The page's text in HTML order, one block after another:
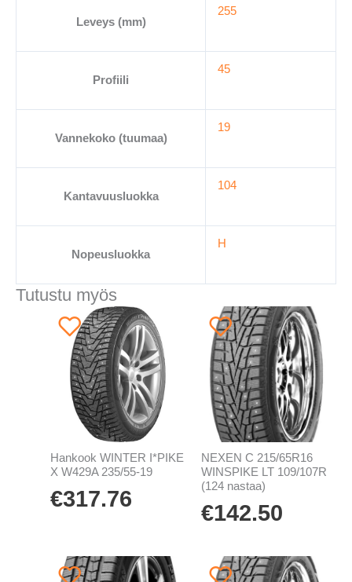
Leveys (mm)
255
Profiili
45
Vannekoko (tuumaa)
19
Kantavuusluokka
104
Nopeusluokka
H
Tutustu myös
Hankook WINTER I*PIKE
X W429A 235/55-19
€317.76
NEXEN C 215/65R16
WINSPIKE LT 109/107R
(124 nastaa)
€142.50